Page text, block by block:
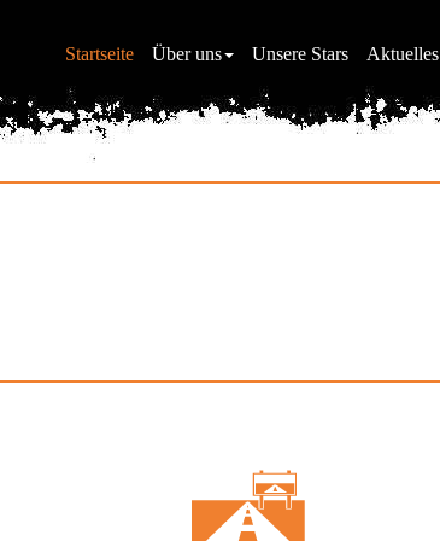
Startseite Über uns Unsere Stars Aktuelles
in der Pfalz